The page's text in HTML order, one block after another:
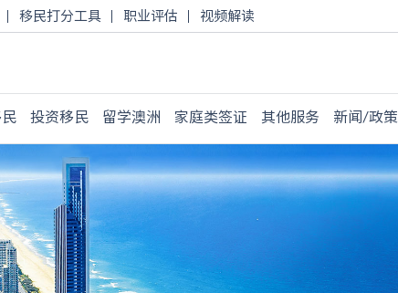
移民打分工具 职业评估 视频解读
投资移民 留学澳洲 家庭类签证 其他服务 新闻/政策